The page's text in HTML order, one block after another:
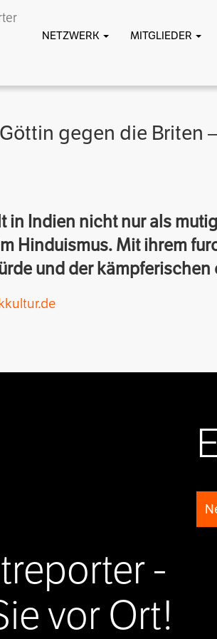
NETZWERK MITGLIEDER
gegen die Briten
in Indien nicht nur als
Hinduismus. Mit ihrem
und der kämpferischen
-
vor Ort!